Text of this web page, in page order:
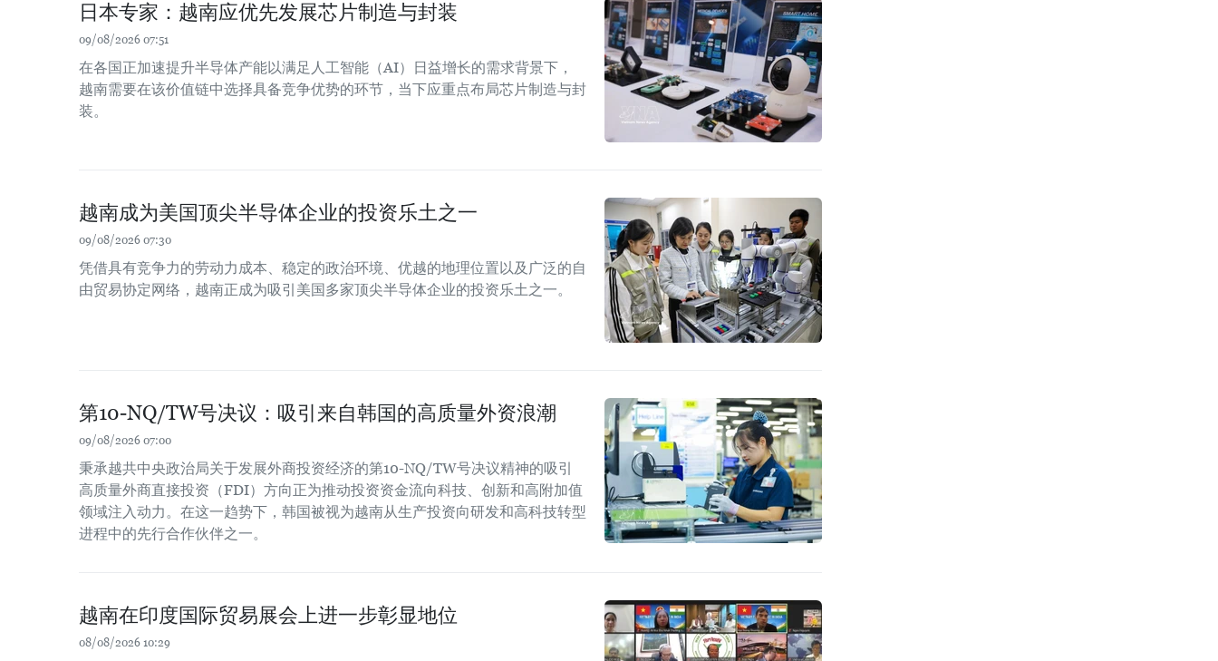
日本专家：越南应优先发展芯片制造与封装
09/08/2026 07:51
在各国正加速提升半导体产能以满足人工智能（AI）日益增长的需求背景下，
越南需要在该价值链中选择具备竞争优势的环节，当下应重点布局芯片制造与封
装。
越南成为美国顶尖半导体企业的投资乐土之一
09/08/2026 07:30
凭借具有竞争力的劳动力成本、稳定的政治环境、优越的地理位置以及广泛的自
由贸易协定网络，越南正成为吸引美国多家顶尖半导体企业的投资乐土之一。
第10-NQ/TW号决议：吸引来自韩国的高质量外资浪潮
09/08/2026 07:00
秉承越共中央政治局关于发展外商投资经济的第10-NQ/TW号决议精神的吸引
高质量外商直接投资（FDI）方向正为推动投资资金流向科技、创新和高附加值
领域注入动力。在这一趋势下，韩国被视为越南从生产投资向研发和高科技转型
进程中的先行合作伙伴之一。
越南在印度国际贸易展会上进一步彰显地位
08/08/2026 10:29